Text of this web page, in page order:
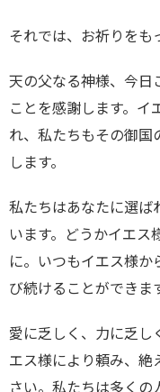
それでは、お祈りをも
天の父なる神様、今日
ことを感謝します。イ
れ、私たちもその御国
します。
私たちはあなたに選ば
います。どうかイエス
に。いつもイエス様か
び続けることができま
愛に乏しく、力に乏し
エス様により頼み、絶
さい。私たちは多くの